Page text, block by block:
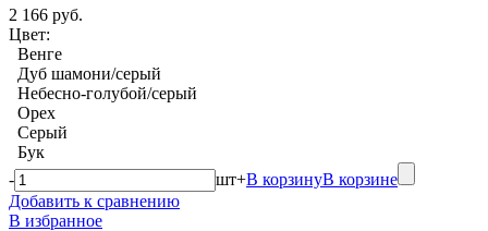
2 166 руб.
Цвет:
Венге
Дуб шамони/серый
Небесно-голубой/серый
Орех
Серый
Бук
-
шт+В корзинуВ корзине
Добавить к сравнению
В избранное